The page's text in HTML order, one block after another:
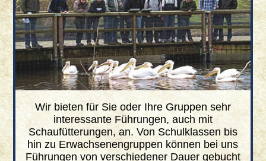
Wir bieten für Sie oder Ihre Gruppen sehr
interessante Führungen, auch mit
Schaufütterungen, an. Von Schulklassen bis
hin zu Erwachsenengruppen können bei uns
Führungen von verschiedener Dauer gebucht